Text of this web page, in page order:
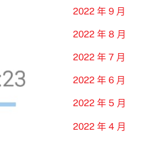
2022 年 9 月
2022 年 8 月
2022 年 7 月
2022 年 6 月
2022 年 5 月
2022 年 4 月